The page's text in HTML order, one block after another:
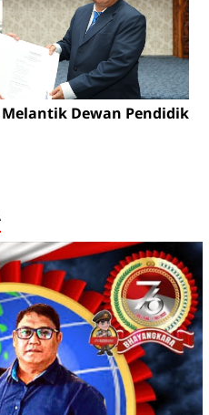
Dewan Pendidikan